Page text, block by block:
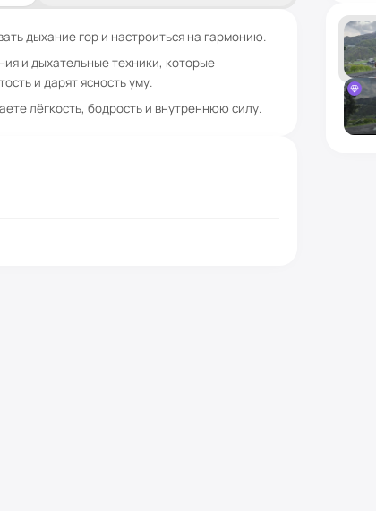
дыхание гор и настроиться на гармонию.
и дыхательные техники, которые
и дарят ясность уму.
лёгкость, бодрость и внутреннюю силу.